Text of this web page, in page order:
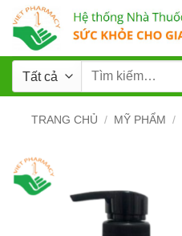
TRANG CHỦ / MỸ PHẨM /